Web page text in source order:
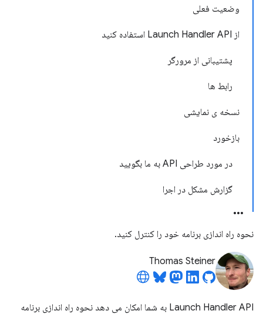
وضعیت فعلی
از Launch Handler API استفاده کنید
پشتیبانی از مرورگر
رابط ها
نسخه ی نمایشی
بازخورد
در مورد طراحی API به ما بگویید
گزارش مشکل در اجرا
نحوه راه اندازی برنامه خود را کنترل کنید.
Thomas Steiner
Launch Handler API به شما امکان می دهد نحوه راه اندازی برنامه